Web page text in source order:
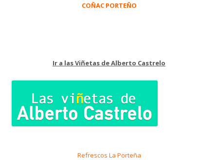
COÑAC PORTEÑO
Ir a las Viñetas de Alberto Castrelo
Refrescos La Porteña